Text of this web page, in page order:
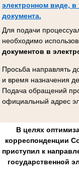
электронном виде,
документа.
Для подачи
необходимо
документов в
Просьба направлять
и время назначения
Подача обращений
официальный адрес
В целях
корреспонденции
приступил к
государственной